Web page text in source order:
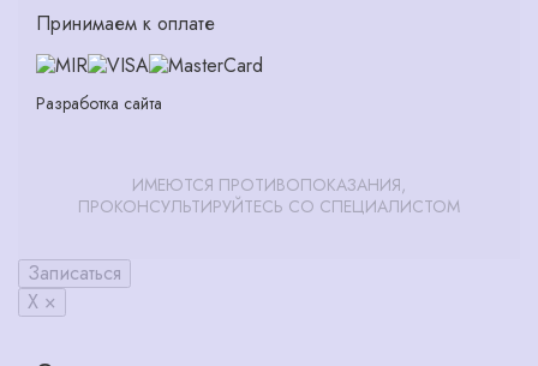
Принимаем к оплате
Разработка сайта
ИМЕЮТСЯ ПРОТИВОПОКАЗАНИЯ,
ПРОКОНСУЛЬТИРУЙТЕСЬ СО СПЕЦИАЛИСТОМ
Записаться
X ×